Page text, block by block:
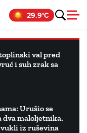
29.9°C
val pred
i suh zrak sa
Urušio se
dva maloljetnika.
iz ruševina